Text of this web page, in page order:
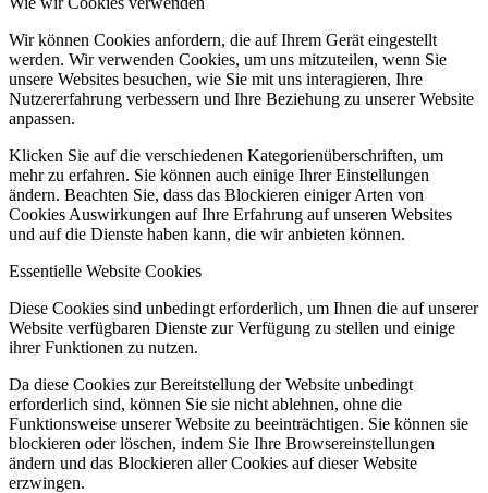
Wir können Cookies anfordern, die auf Ihrem Gerät eingestellt
werden. Wir verwenden Cookies, um uns mitzuteilen, wenn Sie
unsere Websites besuchen, wie Sie mit uns interagieren, Ihre
Nutzererfahrung verbessern und Ihre Beziehung zu unserer Website
anpassen.
Klicken Sie auf die verschiedenen Kategorienüberschriften, um
mehr zu erfahren. Sie können auch einige Ihrer Einstellungen
ändern. Beachten Sie, dass das Blockieren einiger Arten von
Cookies Auswirkungen auf Ihre Erfahrung auf unseren Websites
und auf die Dienste haben kann, die wir anbieten können.
Essentielle Website Cookies
Diese Cookies sind unbedingt erforderlich, um Ihnen die auf unserer
Website verfügbaren Dienste zur Verfügung zu stellen und einige
ihrer Funktionen zu nutzen.
Da diese Cookies zur Bereitstellung der Website unbedingt
erforderlich sind, können Sie sie nicht ablehnen, ohne die
Funktionsweise unserer Website zu beeinträchtigen. Sie können sie
blockieren oder löschen, indem Sie Ihre Browsereinstellungen
ändern und das Blockieren aller Cookies auf dieser Website
erzwingen.